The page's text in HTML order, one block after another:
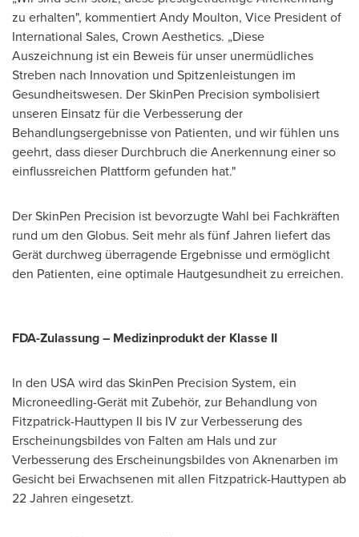
zu erhalten", kommentiertAndy Moulton, Vice President of
International Sales, Crown Aesthetics. „Diese
Auszeichnung ist ein Beweis für unser unermüdliches
Streben nach Innovation und Spitzenleistungen im
Gesundheitswesen. Der SkinPen Precision symbolisiert
unseren Einsatz für die Verbesserung der
Behandlungsergebnisse von Patienten, und wir fühlen uns
geehrt, dass dieser Durchbruch die Anerkennung einer so
einflussreichen Plattform gefunden hat."
Der SkinPen Precision ist bevorzugte Wahl bei Fachkräften
rund um den Globus. Seit mehr als fünf Jahren liefert das
Gerät durchweg überragende Ergebnisse und ermöglicht
den Patienten, eine optimale Hautgesundheit zu erreichen.
FDA-Zulassung – Medizinprodukt der Klasse II
In den USAwird das SkinPen Precision System, ein
Microneedling-Gerät mit Zubehör, zur Behandlung von
Fitzpatrick-Hauttypen II bis IV zur Verbesserung des
Erscheinungsbildes von Falten am Hals und zur
Verbesserung des Erscheinungsbildes von Aknenarben im
Gesicht bei Erwachsenen mit allen Fitzpatrick-Hauttypen ab
22 Jahren eingesetzt.